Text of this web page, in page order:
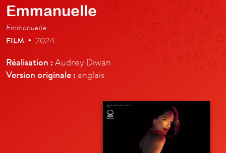
Emmanuelle
Emmanuelle
FILM • 2024
Réalisation : Audrey Diwan
Version originale : anglais